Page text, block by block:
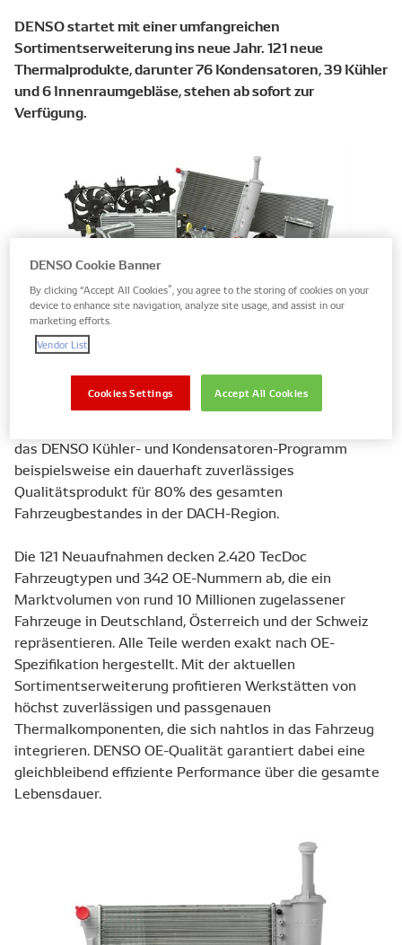
DENSO startet mit einer umfangreichen
Sortimentserweiterung ins neue Jahr. 121 neue
Thermalprodukte, darunter 76 Kondensatoren, 39 Kühler
und 6 Innenraumgebläse, stehen ab sofort zur
Verfügung.
Mit kontinuierlichen Neuaufnahmen unterstreicht
Erstausrüster seine OE-Technologien und die hohe
Produktqualität in einem breiten Programm auch
das DENSO Kühler- und Kondensatoren-Programm
beispielsweise ein dauerhaft zuverlässiges
Qualitätsprodukt für 80% des gesamten
Fahrzeugbestandes in der DACH-Region.
Die 121 Neuaufnahmen decken 2.420 TecDoc
Fahrzeugtypen und 342 OE-Nummern ab, die ein
Marktvolumen von rund 10 Millionen zugelassener
Fahrzeuge in Deutschland, Österreich und der Schweiz
repräsentieren. Alle Teile werden exakt nach OE-
Spezifikation hergestellt. Mit der aktuellen
Sortimentserweiterung profitieren Werkstätten von
höchst zuverlässigen und passgenauen
Thermalkomponenten, die sich nahtlos in das Fahrzeug
integrieren. DENSO OE-Qualität garantiert dabei eine
gleichbleibend effiziente Performance über die gesamte
Lebensdauer.
DENSO Cookie Banner
By clicking “Accept All Cookies”, you agree to the storing of cookies on your
device to enhance site navigation, analyze site usage, and assist in our
marketing efforts.
Vendor List
Accept All Cookies
Cookies Settings